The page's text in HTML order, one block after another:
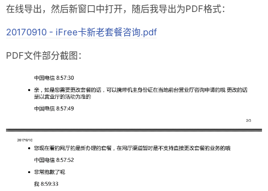
在线导出，然后新窗口中打开，随后我导出为PDF格式：
20170910 - iFree卡新老套餐咨询.pdf
PDF文件部分截图：